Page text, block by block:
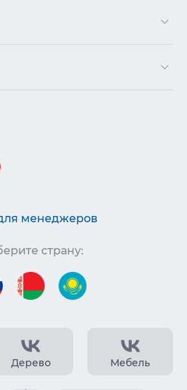
Дерево Мебель
менеджеров
страну: